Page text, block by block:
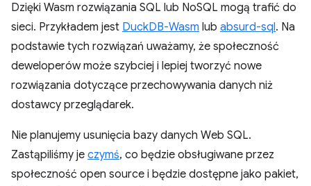
Dzięki Wasm rozwiązania SQL lub NoSQL mogą trafić do
sieci. Przykładem jest DuckDB-Wasm lub absurd-sql. Na
podstawie tych rozwiązań uważamy, że społeczność
deweloperów może szybciej i lepiej tworzyć nowe
rozwiązania dotyczące przechowywania danych niż
dostawcy przeglądarek.
Nie planujemy usunięcia bazy danych Web SQL.
Zastąpiliśmy je czymś, co będzie obsługiwane przez
społeczność open source i będzie dostępne jako pakiet,